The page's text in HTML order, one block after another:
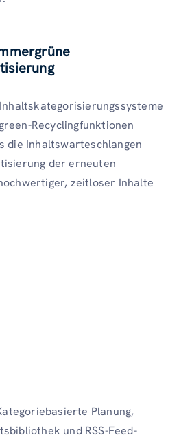
Recyclingfunktionen
die Inhaltswarteschlangen
der erneuten
zeitloser Inhalte
Planung,
und RSS-Feed-